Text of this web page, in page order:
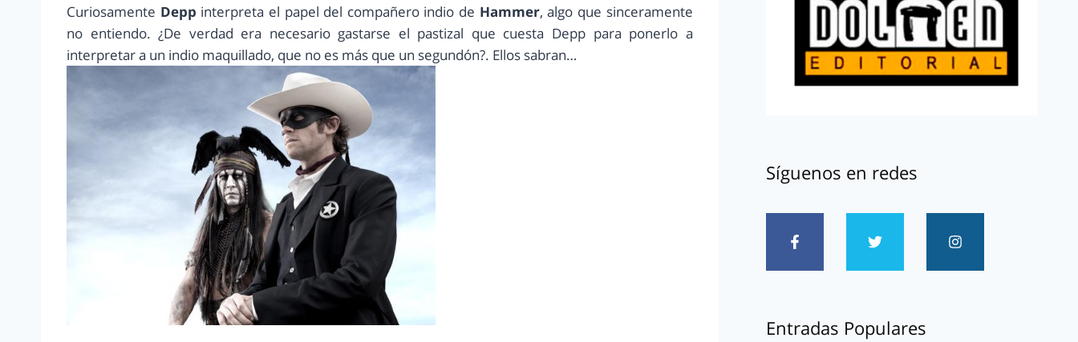
Curiosamente Depp interpreta el papel del compañero indio de Hammer, algo que sinceramente
no entiendo. ¿De verdad era necesario gastarse el pastizal que cuesta Depp para ponerlo a
interpretar a un indio maquillado, que no es más que un segundón?. Ellos sabran…
Síguenos en redes
Entradas Populares